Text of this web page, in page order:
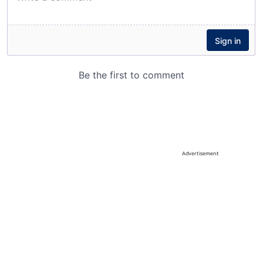
Advertisement